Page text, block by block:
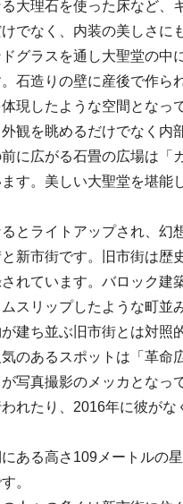
大理石を使った床など、
でなく、内装の美しさに
グラスを通し大聖堂の中
石造りの壁に産後で作ら
現したような空間となっ
観を眺めるだけでなく内
に広がる石畳の広場は
す。美しい大聖堂を堪能
とライトアップされ、幻
新市街です。旧市街は歴
れています。バロック建
スリップしたような町並
建ち並ぶ旧市街とは対照
のあるスポットは「革命
写真撮影のメッカとなっ
われたり、2016年に彼が
ある高さ109メートルの
。